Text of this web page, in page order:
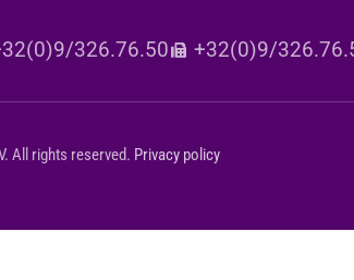
326.76.50 +32(0)9/
All rights reserved. Privacy policy